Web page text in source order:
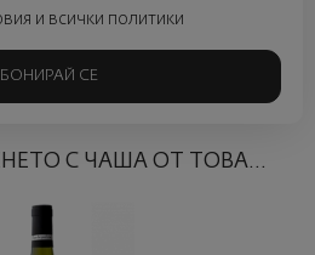
и всички политики
СЕ
С ЧАША ОТ ТОВА...